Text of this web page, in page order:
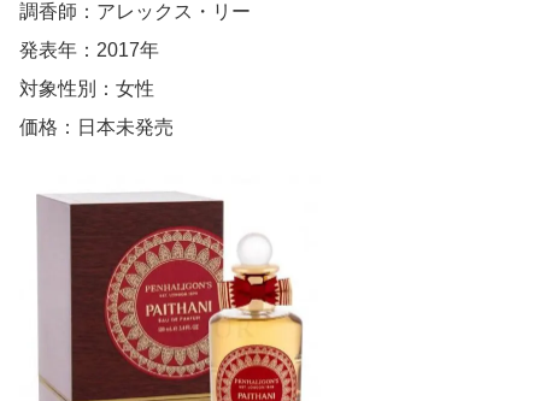
調香師：アレックス・リー
発表年：2017年
対象性別：女性
価格：日本未発売